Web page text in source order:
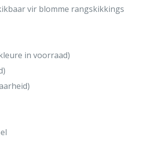
vir blomme rangskikkings
in voorraad)